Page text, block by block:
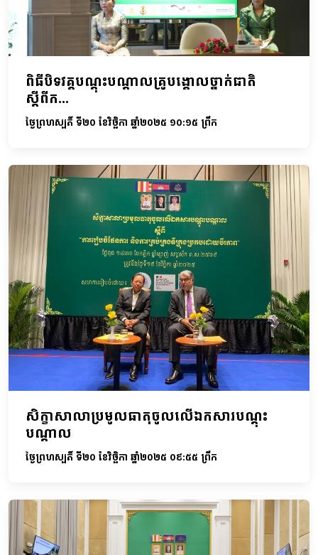
ពិធីបិទវគ្គបណ្តុះបណ្តាលគ្រូបង្គោលថ្នាក់ជាតិ
ស្តីពីក...
ថ្ងៃព្រហស្បតិ៍ ទី២០ ខែវិច្ឆិកា ឆ្នាំ២០២៥ ១០:១៥ ព្រឹក
សិក្ខាសាលាប្រមូលធាតុចូលលើឯកសារបណ្តុះ
បណ្តាល
ថ្ងៃព្រហស្បតិ៍ ទី២០ ខែវិច្ឆិកា ឆ្នាំ២០២៥ ០៩:៥៥ ព្រឹក